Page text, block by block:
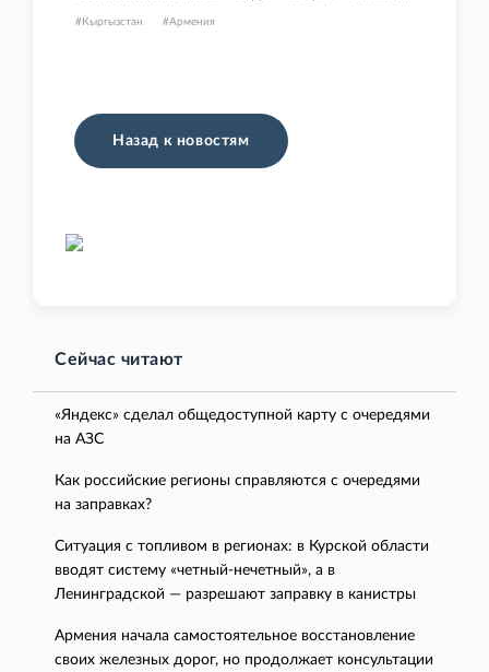
Кыргызстан Армения
Назад к новостям
Сейчас читают
«Яндекс» сделал общедоступной карту с очередями
на АЗС
Как российские регионы справляются с очередями
на заправках?
Ситуация с топливом в регионах: в Курской области
вводят систему «четный-нечетный», а в
Ленинградской — разрешают заправку в канистры
Армения начала самостоятельное восстановление
своих железных дорог, но продолжает консультации